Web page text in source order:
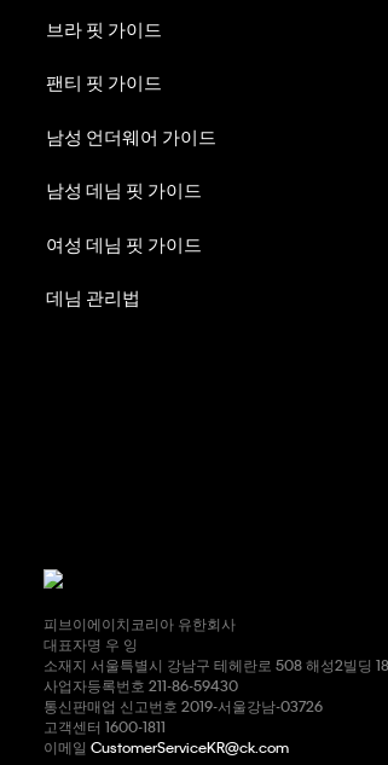
브라 핏 가이드
팬티 핏 가이드
남성 언더웨어 가이드
남성 데님 핏 가이드
여성 데님 핏 가이드
데님 관리법
피브이에이치코리아 유한회사
대표자명 우 잉
소재지 서울특별시 강남구 테헤란로 508 해성2빌딩
사업자등록번호 211-86-59430
통신판매업 신고번호 2019-서울강남-03726
고객센터 1600-1811
이메일 CustomerServiceKR@ck.com